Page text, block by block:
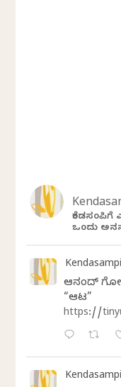
ಕೆಂಡಸಂಪಿಗೆ
ಒಂದು
ಆನಂದ್‌
“ಆಟ”
https://